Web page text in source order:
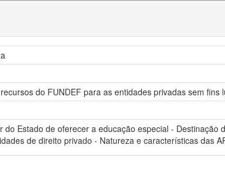
do FUNDEF para as entidades privadas sem
do Estado de oferecer a educação especial -
de direito privado - Natureza e características das